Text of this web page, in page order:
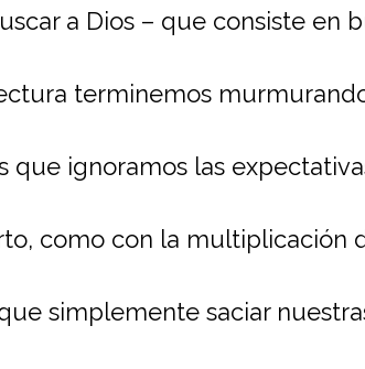
a Dios – que consiste en
terminemos
que ignoramos las
como con la multiplicación
simplemente saciar